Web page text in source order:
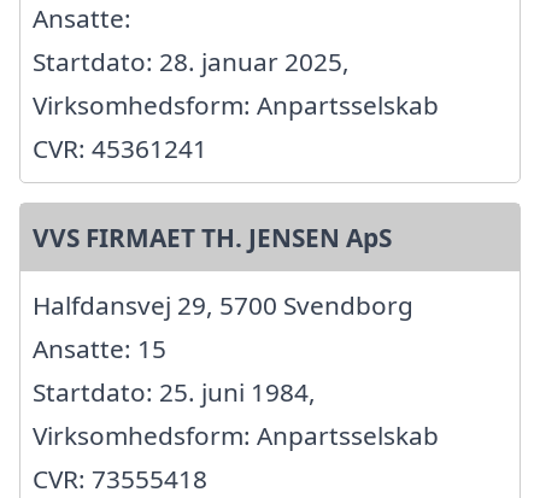
Ansatte:
Startdato: 28. januar 2025,
Virksomhedsform: Anpartsselskab
CVR: 45361241
VVS FIRMAET TH. JENSEN ApS
Halfdansvej 29, 5700 Svendborg
Ansatte: 15
Startdato: 25. juni 1984,
Virksomhedsform: Anpartsselskab
CVR: 73555418